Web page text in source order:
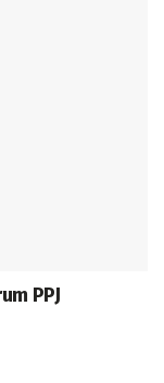
PPJ